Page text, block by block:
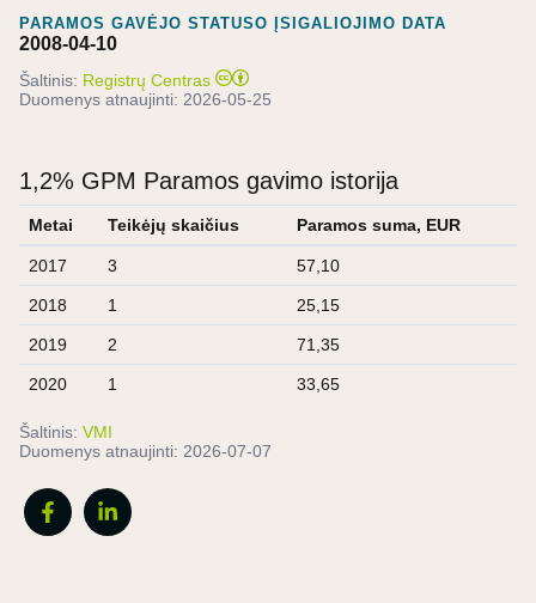
PARAMOS GAVĖJO STATUSO ĮSIGALIOJIMO DATA
2008-04-10
Šaltinis: Registrų Centras
Duomenys atnaujinti: 2026-05-25
1,2% GPM Paramos gavimo istorija
Metai Teikėjų skaičius Paramos suma, EUR
2017 3 57,10
2018 1 25,15
2019 2 71,35
2020 1 33,65
Šaltinis: VMI
Duomenys atnaujinti: 2026-07-07